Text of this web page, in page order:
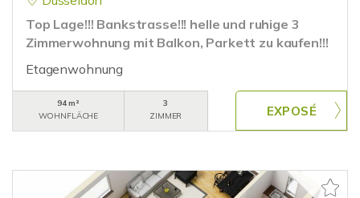
Top Lage!!! Bankstrasse!!! helle und ruhige 3
Zimmerwohnung mit Balkon, Parkett zu kaufen!!!
Etagenwohnung
94 m²
WOHNFLÄCHE
3
ZIMMER